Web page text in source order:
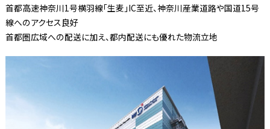
首都高速神奈川1号横羽線「生麦」IC至近、神奈川産業道路や国道15号
線へのアクセス良好
首都圏広域への配送に加え、都内配送にも優れた物流立地